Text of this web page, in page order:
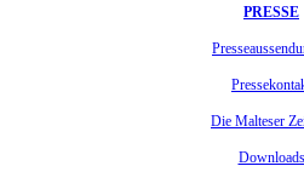
PRESSE
Die Malteser
Downloads